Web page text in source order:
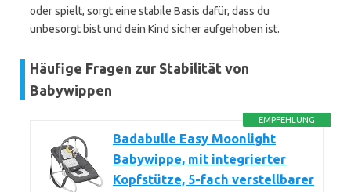
oder spielt, sorgt eine stabile Basis dafür, dass du
unbesorgt bist und dein Kind sicher aufgehoben ist.
Häufige Fragen zur Stabilität von
Babywippen
EMPFEHLUNG
Badabulle Easy Moonlight
Babywippe, mit integrierter
Kopfstütze, 5-fach verstellbarer